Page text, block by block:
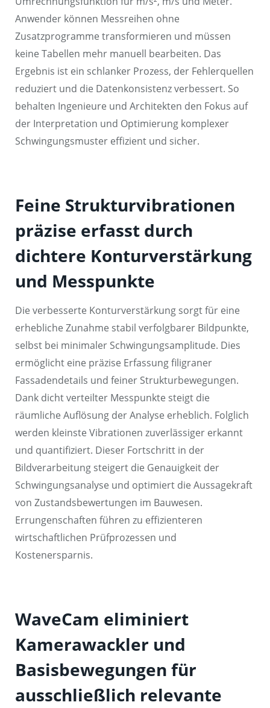
Anwender können Messreihen ohne
Zusatzprogramme transformieren und müssen
keine Tabellen mehr manuell bearbeiten. Das
Ergebnis ist ein schlanker Prozess, der Fehlerquellen
reduziert und die Datenkonsistenz verbessert. So
behalten Ingenieure und Architekten den Fokus auf
der Interpretation und Optimierung komplexer
Schwingungsmuster effizient und sicher.
Feine Strukturvibrationen
präzise erfasst durch
dichtere Konturverstärkung
und Messpunkte
Die verbesserte Konturverstärkung sorgt für eine
erhebliche Zunahme stabil verfolgbarer Bildpunkte,
selbst bei minimaler Schwingungsamplitude. Dies
ermöglicht eine präzise Erfassung filigraner
Fassadendetails und feiner Strukturbewegungen.
Dank dicht verteilter Messpunkte steigt die
räumliche Auflösung der Analyse erheblich. Folglich
werden kleinste Vibrationen zuverlässiger erkannt
und quantifiziert. Dieser Fortschritt in der
Bildverarbeitung steigert die Genauigkeit der
Schwingungsanalyse und optimiert die Aussagekraft
von Zustandsbewertungen im Bauwesen.
Errungenschaften führen zu effizienteren
wirtschaftlichen Prüfprozessen und
Kostenersparnis.
WaveCam eliminiert
Kamerawackler und
Basisbewegungen für
ausschließlich relevante